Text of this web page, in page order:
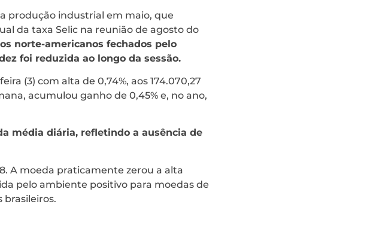
produção industrial em maio, que
da taxa Selic na reunião de agosto do
norte-americanos fechados pelo
foi reduzida ao longo da sessão.
(3) com alta de 0,74%, aos 174.070,27
acumulou ganho de 0,45% e, no ano,
média diária, refletindo a ausência de
A moeda praticamente zerou a alta
pelo ambiente positivo para moedas de
brasileiros.